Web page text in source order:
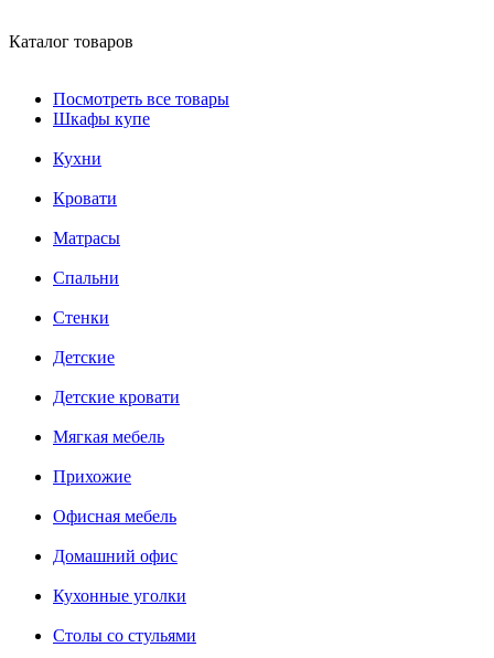
Каталог товаров
Посмотреть все товары
Шкафы купе
Кухни
Кровати
Матрасы
Cпальни
Стенки
Детские
Детские кровати
Мягкая мебель
Прихожие
Офисная мебель
Домашний офис
Кухонные уголки
Столы со стульями